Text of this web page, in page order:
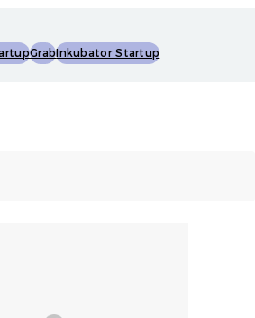
GrabInkubator Startup